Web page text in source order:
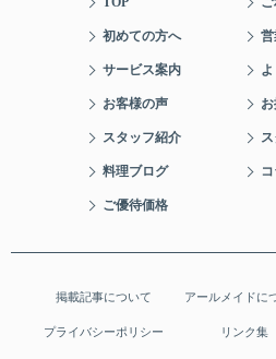
初めての方へ
サービス案内
お客様の声
スタッフ紹介
料理ブログ
ご優待価格
掲載記事について アールメイドに
プライバシーポリシー リンク集